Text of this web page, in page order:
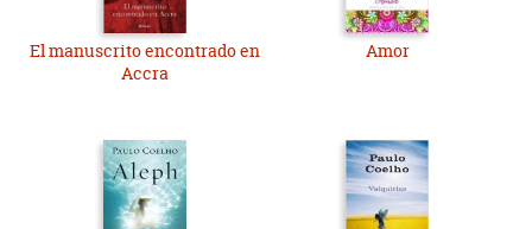
El manuscrito encontrado en
Accra
Amor